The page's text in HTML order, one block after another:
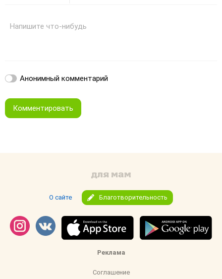
Напишите что-нибудь
Анонимный комментарий
Комментировать
О сайте Благотворительность
Реклама
Соглашение